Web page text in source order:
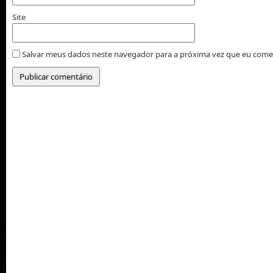
Site
Salvar meus dados neste navegador para a próxima vez que eu